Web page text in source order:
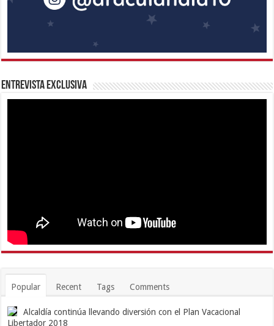
Entrevista Exclusiva
Popular Recent Tags Comments
Alcaldía continúa llevando diversión con el Plan Vacacional
Libertador 2018